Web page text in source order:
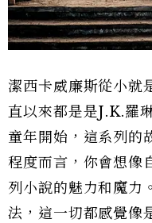
潔西卡威廉斯從小就
直以來都是是J.K.羅
童年開始，這系列的
程度而言，你會想像
列小說的魅力和魔力
法，這一切都感覺像